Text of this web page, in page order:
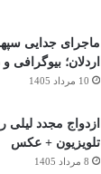
ماجرای جدایی
اردلان؛ بیوگرافی
10 مرداد 1405
ازدواج مجدد لیلی
تلویزیون + عکس
8 مرداد 1405